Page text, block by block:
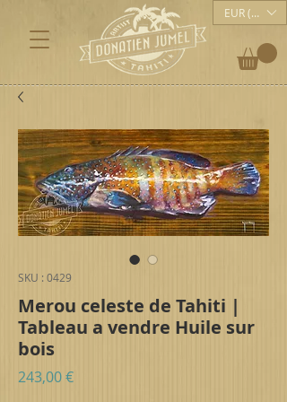
EUR (€)
SKU : 0429
Merou celeste de Tahiti |
Tableau a vendre Huile sur
bois
243,00 €Prix